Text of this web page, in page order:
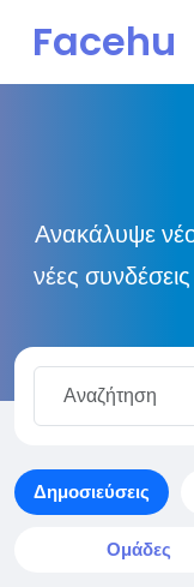
Facehu
Ανακάλυψε
νέες
Δημοσιεύσεις
Ομάδες